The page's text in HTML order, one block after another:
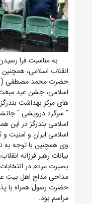
به مناسبت فرا
انقلاب اسلامی،
حضرت محمد مصطفی
اسلامی، جشن عید
های مرکز بهداشت
" سرگرد درویشی "
اسلامی بندرگز در
اسلامی ایران و امنیت
وی همچنین با توجه به
بیانات رهبر فرزانه
بصیرت مردم در
مداحی مداح اهل
حضرت رسول همراه با
مراسم بود.